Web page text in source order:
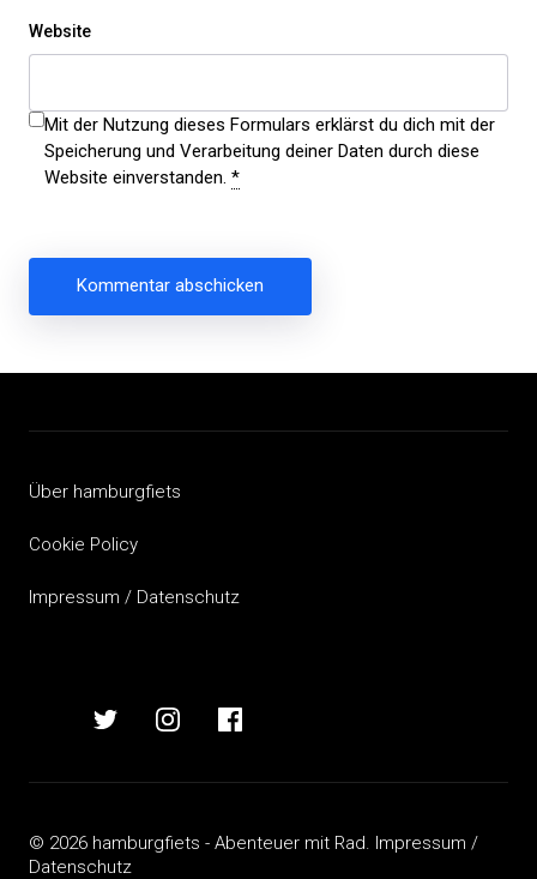
Website
Mit der Nutzung dieses Formulars erklärst du dich mit der
Speicherung und Verarbeitung deiner Daten durch diese
Website einverstanden. *
Über hamburgfiets
Cookie Policy
Impressum / Datenschutz
hamburgfietshamburgfiets
auf
hamburgfiets
auf
hamburgfiets
auf
© 2026 hamburgfiets - Abenteuer mit Rad. Impressum /
Datenschutz